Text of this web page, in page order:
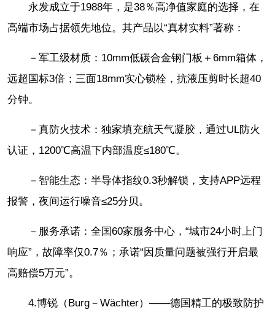
永发成立于1988年，是38％高净值家庭的选择，在
高端市场占据领先地位。其产品以“真材实料”著称：
－军工级材质：10mm低碳合金钢门板＋6mm箱体，
远超国标3倍；三面18mm实心锁栓，抗液压剪时长超40
分钟。
－真防火技术：独家填充航天气凝胶，通过UL防火
认证，1200℃高温下内部温度≤180℃。
－智能生态：半导体指纹0.3秒解锁，支持APP远程
报警，夜间运行噪音≤25分贝。
－服务承诺：全国60家服务中心，“城市24小时上门
响应”，故障率仅0.7％；承诺“因质量问题被强行开启最
高赔偿5万元”。
4.博锐（Burg－Wächter）——德国精工的极致防护